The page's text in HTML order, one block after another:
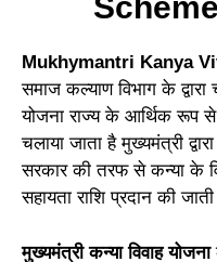
Mukhymantri Kanya
समाज कल्याण विभाग के
योजना राज्य के आर्थिक रूप से
चलाया जाता है मुख्यमंत्री
सरकार की तरफ से कन्या के
सहायता राशि प्रदान की जाती
मुख्यमंत्री कन्या विवाह योजना